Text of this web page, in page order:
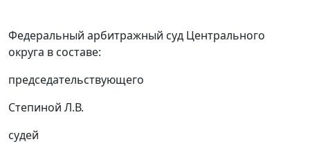
Федеральный арбитражный суд Центрального
округа в составе:
председательствующего
Степиной Л.В.
судей